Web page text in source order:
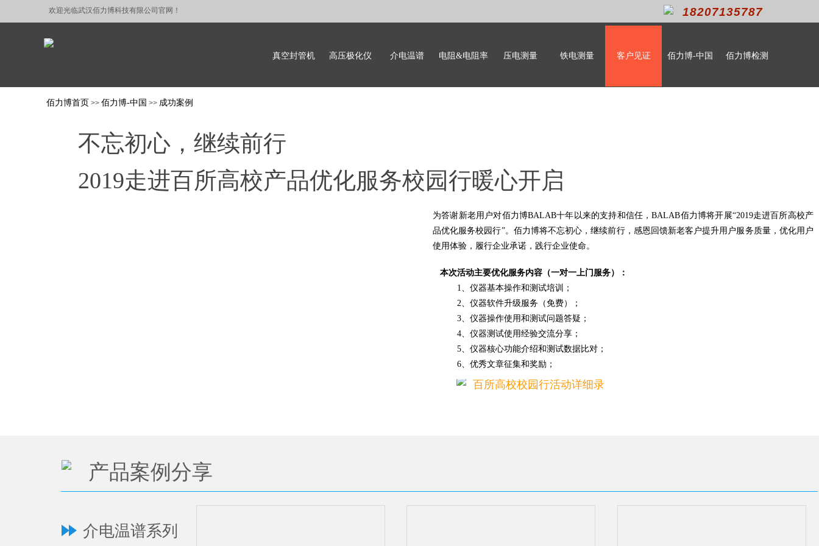
欢迎光临武汉佰力博科技有限公司官网 ！ 18207135787
真空封管机 高压极化仪 介电温谱 电阻&电阻率 压电测量 铁电测量 客户见证 佰力博-中国 佰力博检测
不忘初心，继续前行
2019走进百所高校产品优化服务校园行暖心开启
百所高校校园行活动详细录
为答谢新老用户对佰力博BALAB十年以来的支持和信任，BALAB佰力博将开展“2019走进百所高校产
品优化服务校园行”。佰力博将不忘初心，继续前行，感恩回馈新老客户提升用户服务质量，优化用户
使用体验，履行企业承诺，践行企业使命。
本次活动主要优化服务内容（一对一上门服务）：
1、 仪器基本操作和测试培训；
2、 仪器软件升级服务（免费）；
3、 仪器操作使用和测试问题答疑；
4、 仪器测试使用经验交流分享；
5、 仪器核心功能介绍和测试数据比对；
6、 优秀文章征集和奖励；
佰力博首页 >> 佰力博-中国 >> 成功案例
产品案例分享
介电温谱系列